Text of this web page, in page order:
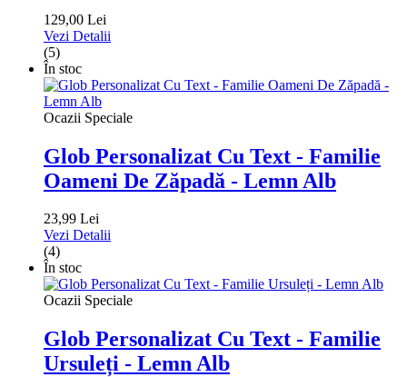
129,00 Lei
Vezi Detalii
(5)
În stoc
Ocazii Speciale
Glob Personalizat Cu Text - Familie
Oameni De Zăpadă - Lemn Alb
23,99 Lei
Vezi Detalii
(4)
În stoc
Ocazii Speciale
Glob Personalizat Cu Text - Familie
Ursuleți - Lemn Alb